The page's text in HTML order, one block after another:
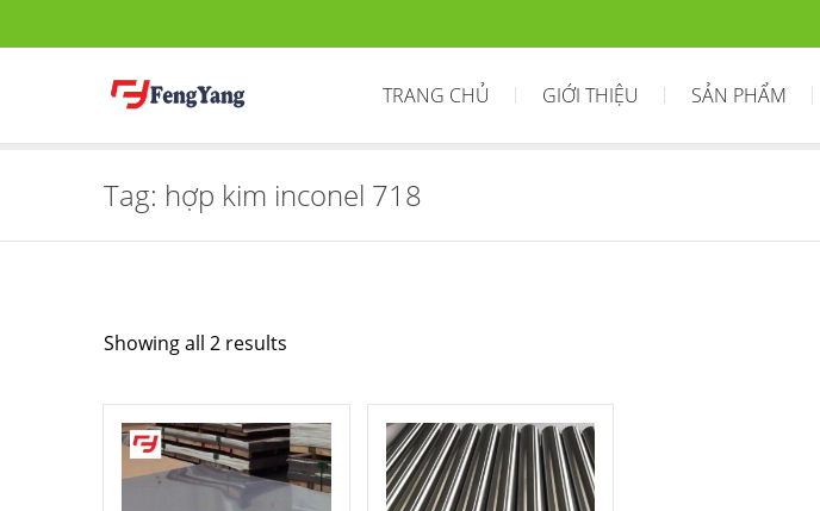
TRANG CHỦ GIỚI THIỆU SẢN PHẨM
Tag: hợp kim inconel 718
Showing all 2 results